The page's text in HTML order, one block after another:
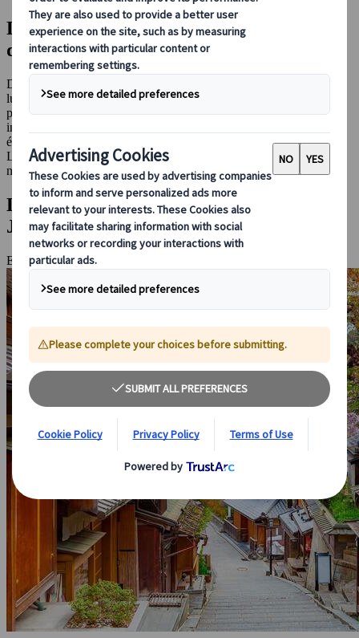
Le Japon, terre de contrastes et
d’émerveillement
Des sommets enneigés des Alpes japonaises aux forêts tropicales
luxuriantes des îles du sud, le Japon dévoile une diversité de
paysages à couper le souffle. Aventure, découverte, expériences
inoubliables : ici, chaque voyageur trouve son propre
émerveillement.
Laissez-vous surprendre par un pays où chaque région révèle un
nouveau trésor. Prêt à explorer le Japon sous toutes ses facettes ?
Les destinations incontournables au
Japon
Entre tradition, culture et modernité.